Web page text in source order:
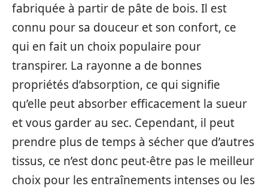
fabriquée à partir de pâte de bois. Il est
connu pour sa douceur et son confort, ce
qui en fait un choix populaire pour
transpirer. La rayonne a de bonnes
propriétés d’absorption, ce qui signifie
qu’elle peut absorber efficacement la sueur
et vous garder au sec. Cependant, il peut
prendre plus de temps à sécher que d’autres
tissus, ce n’est donc peut-être pas le meilleur
choix pour les entraînements intenses ou les